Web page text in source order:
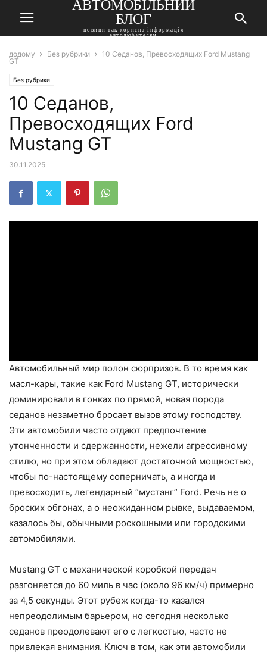
АВТОМОБІЛЬНИЙ
БЛОГ
новини так корисна інформація
автолюбителям
додому Без рубрики
10 Седанов, Превосходящих Ford Mustang
GT
Без рубрики
10 Седанов,
Превосходящих Ford
Mustang GT
30.11.2025
Автомобильный мир полон сюрпризов. В то время как
масл-кары, такие как Ford Mustang GT, исторически
доминировали в гонках по прямой, новая порода
седанов незаметно бросает вызов этому господству.
Эти автомобили часто отдают предпочтение
утонченности и сдержанности, нежели агрессивному
стилю, но при этом обладают достаточной мощностью,
чтобы по-настоящему соперничать, а иногда и
превосходить, легендарный “мустанг” Ford. Речь не о
броских обгонах, а о неожиданном рывке, выдаваемом,
казалось бы, обычными роскошными или городскими
автомобилями.
Mustang GT с механической коробкой передач
разгоняется до 60 миль в час (около 96 км/ч) примерно
за 4,5 секунды. Этот рубеж когда-то казался
непреодолимым барьером, но сегодня несколько
седанов преодолевают его с легкостью, часто не
привлекая внимания. Ключ в том, как эти автомобили